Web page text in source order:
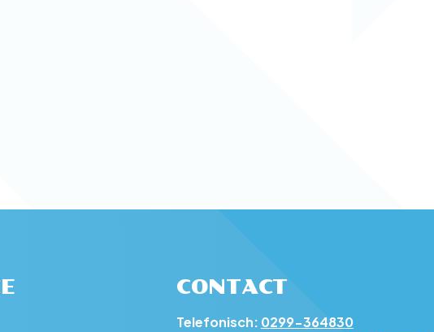
CONTACT
Telefonisch: 0299-364830